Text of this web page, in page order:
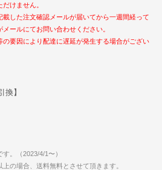
けません。
載した注文確認メールが届いてから一週間経って
ールにてお問い合わせください。
の要因により配達に遅延が発生する場合がござい
】
。（2023/4/1〜）
の場合、送料無料とさせて頂きます。